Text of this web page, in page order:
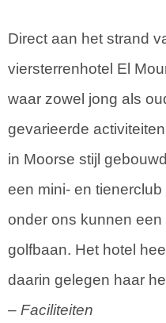
Direct aan het strand
viersterrenhotel El
waar zowel jong als
gevarieerde
in Moorse stijl
een mini- en
onder ons kunnen
golfbaan. Het hotel
daarin gelegen haar
– Faciliteiten